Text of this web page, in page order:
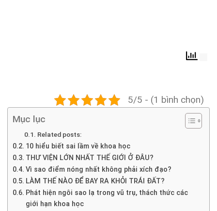
5/5 - (1 bình chọn)
Mục lục
Related posts:
10 hiểu biết sai lầm về khoa học
THƯ VIỆN LỚN NHẤT THẾ GIỚI Ở ĐÂU?
Vì sao điểm nóng nhất không phải xích đạo?
LÀM THẾ NÀO ĐỂ BAY RA KHỎI TRÁI ĐẤT?
Phát hiện ngôi sao lạ trong vũ trụ, thách thức các
giới hạn khoa học